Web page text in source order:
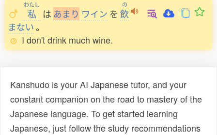
わたし
私 は あまり ワイン を
の
飲
まない。
I don't drink much wine.
Kanshudo is your AI Japanese tutor, and your
constant companion on the road to mastery of the
Japanese language. To get started learning
Japanese, just follow the study recommendations